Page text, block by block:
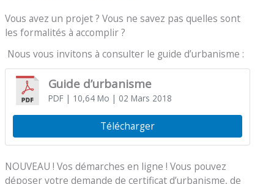
Vous avez un projet ? Vous ne savez pas quelles sont
les formalités à accomplir ?
Nous vous invitons à consulter le guide d’urbanisme :
Guide d’urbanisme
PDF| 10,64 Mo | 02 Mars 2018
Télécharger
NOUVEAU ! Vos démarches en ligne ! Vous pouvez
déposer votre demande de certificat d’urbanisme, de